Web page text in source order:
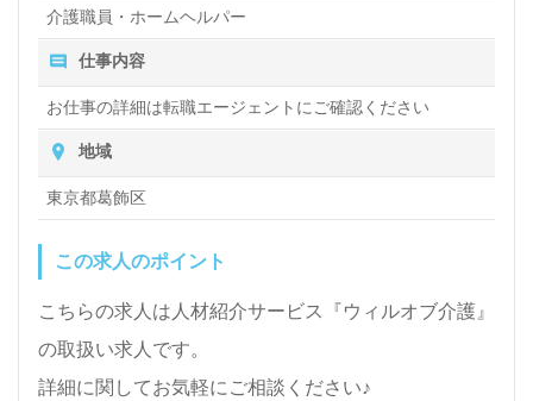
員時と給与形態は変わりません。 賞与あり 昇給あり
介護職員・ホームヘルパー
仕事内容
お仕事の詳細は転職エージェントにご確認ください
地域
東京都葛飾区
この求人のポイント
こちらの求人は人材紹介サービス『ウィルオブ介護』
の取扱い求人です。
詳細に関してお気軽にご相談ください♪